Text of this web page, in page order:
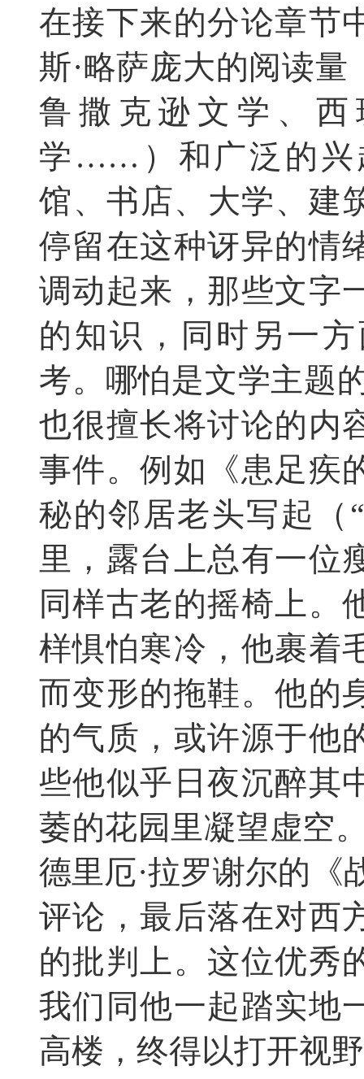
在接下来的分论章节
斯·略萨庞大的阅读
鲁撒克逊文学、
学……）和广泛的兴
馆、书店、大学、
停留在这种讶异的情
调动起来，那些文字
的知识，同时另一
考。哪怕是文学主题
也很擅长将讨论的内
事件。例如《患足疾
秘的邻居老头写起（
里，露台上总有一位
同样古老的摇椅上。
样惧怕寒冷，他裹着
而变形的拖鞋。他的
的气质，或许源于他
些他似乎日夜沉醉其
萎的花园里凝望虚空
德里厄·拉罗谢尔的《
评论，最后落在对西
的批判上。这位优秀
我们同他一起踏实地
高楼，终得以打开视